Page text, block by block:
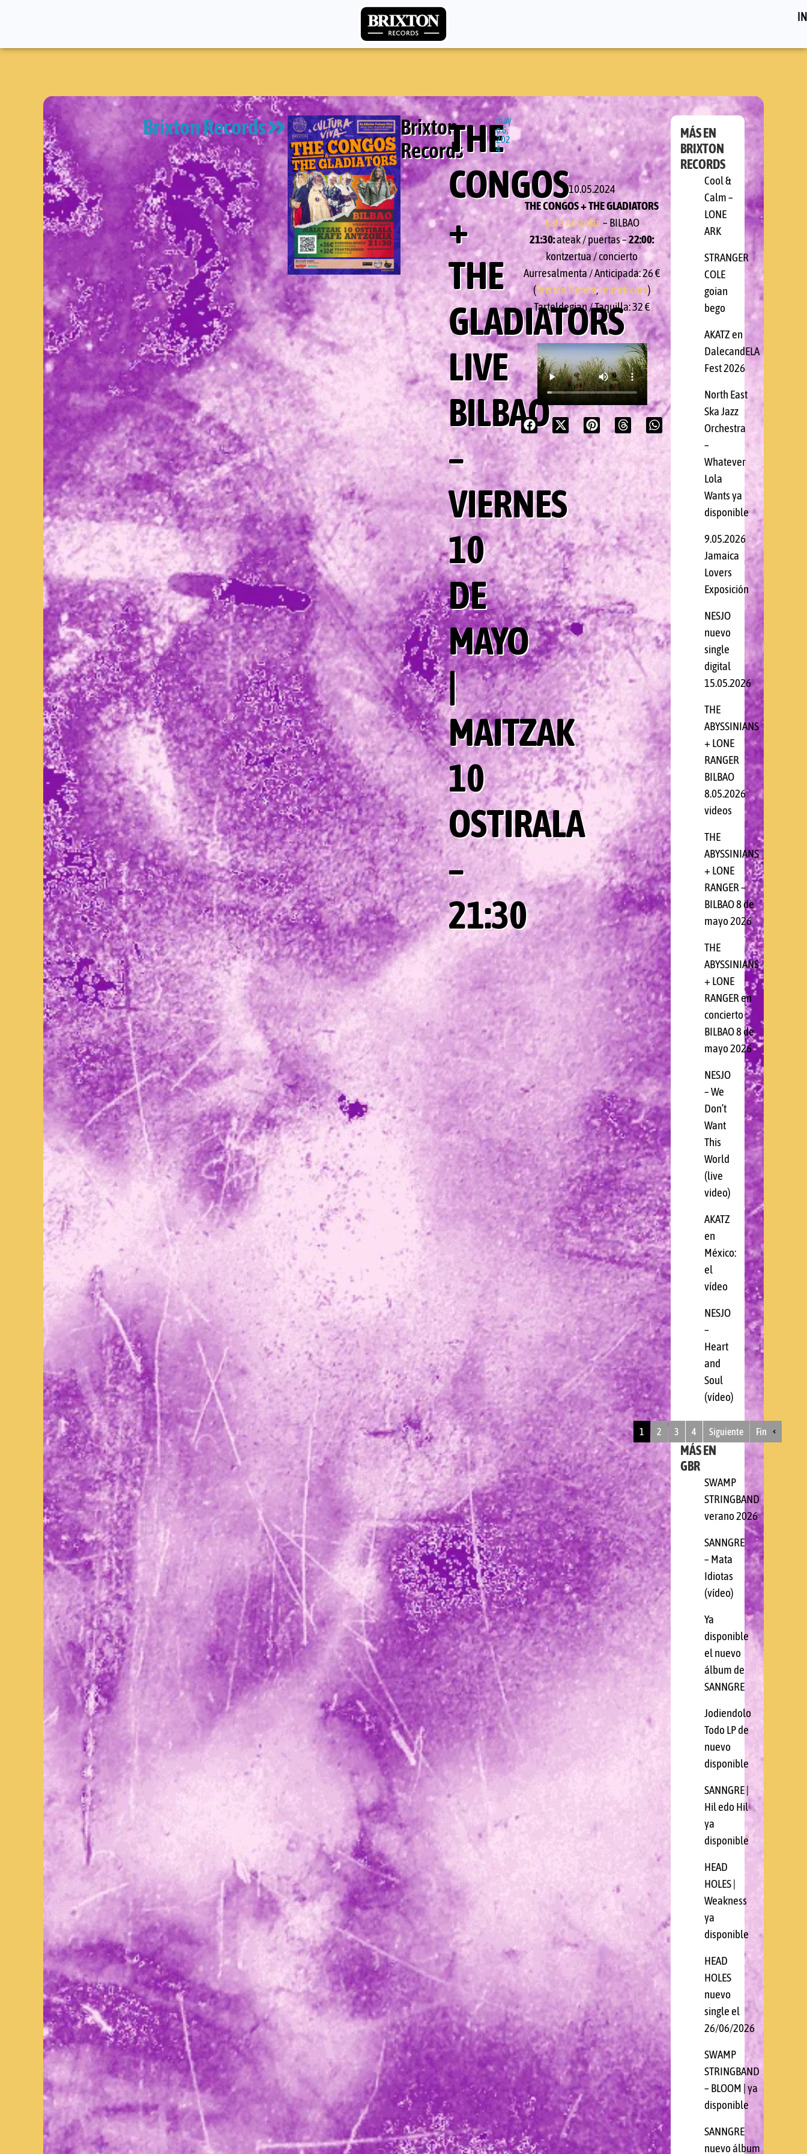
Brixton Records
Brixton
RecordsTHE
CONGOS
+
THE
GLADIATORS
LIVE
BILBAO
–
VIERNES
10
DE
MAYO
|
MAITZAK
10
OSTIRALA
–
21:30
may
o 6,
202
4
10.05.2024
THE CONGOS + THE GLADIATORS
Kafe Antzokia– BILBAO
21:30:ateak / puertas –22:00:
kontzertua / concierto
Aurresalmenta / Anticipada: 26 €
(Brixton Denda,mutick.com)
Tarteldegian / Taquilla: 32 €
MÁS EN
BRIXTON
RECORDS
Cool &
Calm –
LONE
ARK
STRANGER
COLE
goian
bego
AKATZ en
DalecandELA
Fest 2026
North East
Ska Jazz
Orchestra
–
Whatever
Lola
Wants ya
disponible
9.05.2026
Jamaica
Lovers
Exposición
NESJO
nuevo
single
digital
15.05.2026
THE
ABYSSINIANS
+ LONE
RANGER
BILBAO
8.05.2026
videos
THE
ABYSSINIANS
+ LONE
RANGER –
BILBAO 8 de
mayo 2026
THE
ABYSSINIANS
+ LONE
RANGER en
concierto
BILBAO 8 de
mayo 2026
NESJO
– We
Don’t
Want
This
World
(live
video)
AKATZ
en
México:
el
vídeo
NESJO
–
Heart
and
Soul
(vídeo)
1 2 3 4 Siguiente Fin
MÁS EN
GBR
SWAMP
STRINGBAND
verano 2026
SANNGRE
– Mata
Idiotas
(vídeo)
Ya
disponible
el nuevo
álbum de
SANNGRE
Jodiendolo
Todo LP de
nuevo
disponible
SANNGRE |
Hil edo Hil
ya
disponible
HEAD
HOLES |
Weakness
ya
disponible
HEAD
HOLES
nuevo
single el
26/06/2026
SWAMP
STRINGBAND
– BLOOM | ya
disponible
SANNGRE
nuevo álbum